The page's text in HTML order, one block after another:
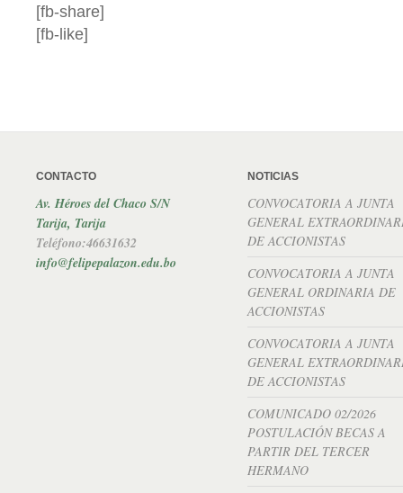
[fb-share]
[fb-like]
CONTACTO
Av. Héroes del Chaco S/N
Tarija, Tarija
Teléfono:46631632
info@felipepalazon.edu.bo
NOTICIAS
CONVOCATORIA A JUNTA
GENERAL
DE ACCIONISTAS
CONVOCATORIA A JUNTA
GENERAL ORDINARIA DE
ACCIONISTAS
CONVOCATORIA A JUNTA
GENERAL
DE ACCIONISTAS
COMUNICADO 02/2026
POSTULACIÓN BECAS A
PARTIR DEL TERCER
HERMANO